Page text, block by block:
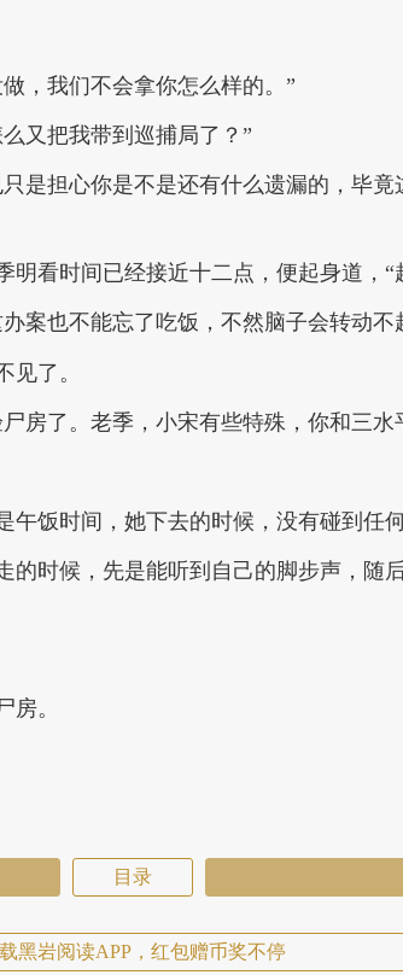
，我们不会拿你怎么样的。”
又把我带到巡捕局了？”
是担心你是不是还有什么遗漏的，毕
看时间已经接近十二点，便起身道，
案也不能忘了吃饭，不然脑子会转动不
见了。
房了。老季，小宋有些特殊，你和三水
饭时间，她下去的时候，没有碰到任何
时候，先是能听到自己的脚步声，随
房。
目录
黑岩阅读APP，红包赠币奖不停